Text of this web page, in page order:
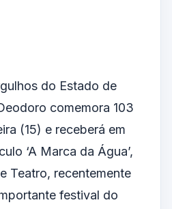
do Estado de
comemora 103
(15) e receberá em
‘A Marca da Água’,
Teatro, recentemente
festival do